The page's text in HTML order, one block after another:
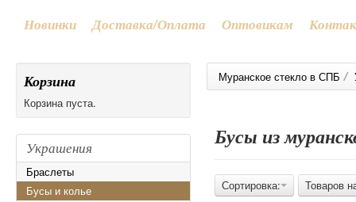
Новинки Доставка/Оплата Оптовикам
Корзина
Корзина пуста.
Украшения
Браслеты
Бусы и колье
Муранское стекло в СПБ /
Бусы из
Сортировка: Товаров